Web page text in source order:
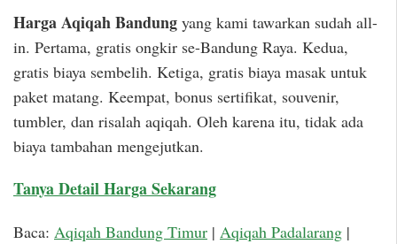
Harga Aqiqah Bandung yang kami tawarkan sudah all-
in. Pertama, gratis ongkir se-Bandung Raya. Kedua,
gratis biaya sembelih. Ketiga, gratis biaya masak untuk
paket matang. Keempat, bonus sertifikat, souvenir,
tumbler, dan risalah aqiqah. Oleh karena itu, tidak ada
biaya tambahan mengejutkan.
Tanya Detail Harga Sekarang
Baca: Aqiqah Bandung Timur | Aqiqah Padalarang |